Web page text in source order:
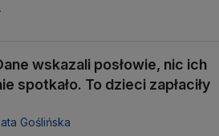
wskazali posłowie, nic ich
spotkało. To dzieci zapłaciły
Goślińska